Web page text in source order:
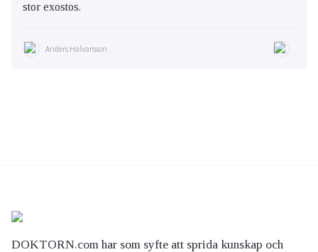
stor exostos.
Anders Halvarsson
DOKTORN.com har som syfte att sprida kunskap och